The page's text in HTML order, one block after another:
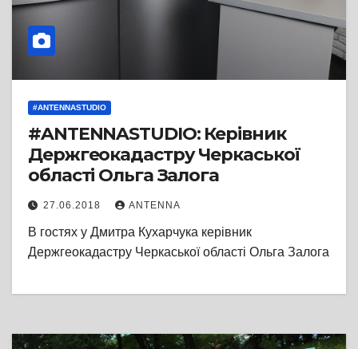
#ANTENNASTUDIO
#ANTENNASTUDIO: Керівник
Держгеокадастру Черкаської
області Ольга Залога
27.06.2018 ANTENNA
В гостях у Дмитра Кухарчука керівник
Держгеокадастру Черкаської області Ольга Залога